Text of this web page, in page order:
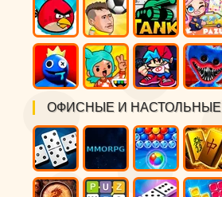
ОФИСНЫЕ И НАСТОЛЬНЫЕ